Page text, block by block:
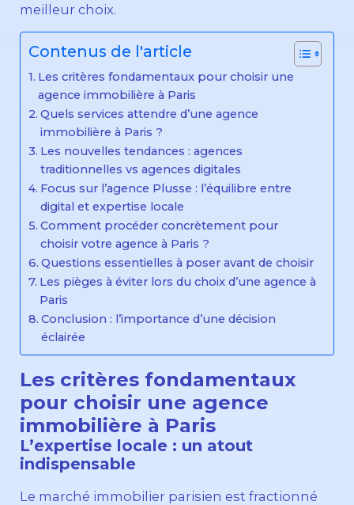
meilleur choix.
Contenus de l'article
Les critères fondamentaux pour choisir une
agence immobilière à Paris
Quels services attendre d’une agence
immobilière à Paris ?
Les nouvelles tendances : agences
traditionnelles vs agences digitales
Focus sur l’agence Plusse : l’équilibre entre
digital et expertise locale
Comment procéder concrètement pour
choisir votre agence à Paris ?
Questions essentielles à poser avant de choisir
Les pièges à éviter lors du choix d’une agence à
Paris
Conclusion : l’importance d’une décision
éclairée
Les critères fondamentaux
pour choisir une agence
immobilière à Paris
L’expertise locale : un atout
indispensable
Le marché immobilier parisien est fractionné